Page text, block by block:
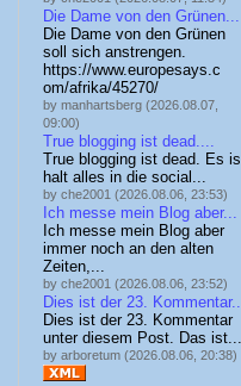
Die Dame von den Grünen...
Die Dame von den Grünen
soll sich anstrengen.
https://www.europesays.c
om/afrika/45270/
by manhartsberg (2026.08.07,
09:00)
True blogging ist dead....
True blogging ist dead. Es
halt alles in die social...
by che2001 (2026.08.06, 23:53)
Ich messe mein Blog aber...
Ich messe mein Blog aber
immer noch an den alten
Zeiten,...
by che2001 (2026.08.06, 23:52)
Dies ist der 23.
Dies ist der 23. Kommentar
unter diesem Post. Das ist...
by arboretum (2026.08.06, 20:38)